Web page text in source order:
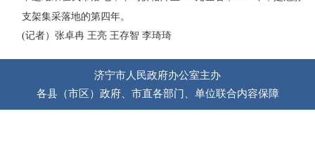
支架集采落地的第四年。
(记者）张卓冉 王亮 王存智 李琦琦
济宁市人民政府办公室主办
各县（市区）政府、市直各部门、单位联合内容保障